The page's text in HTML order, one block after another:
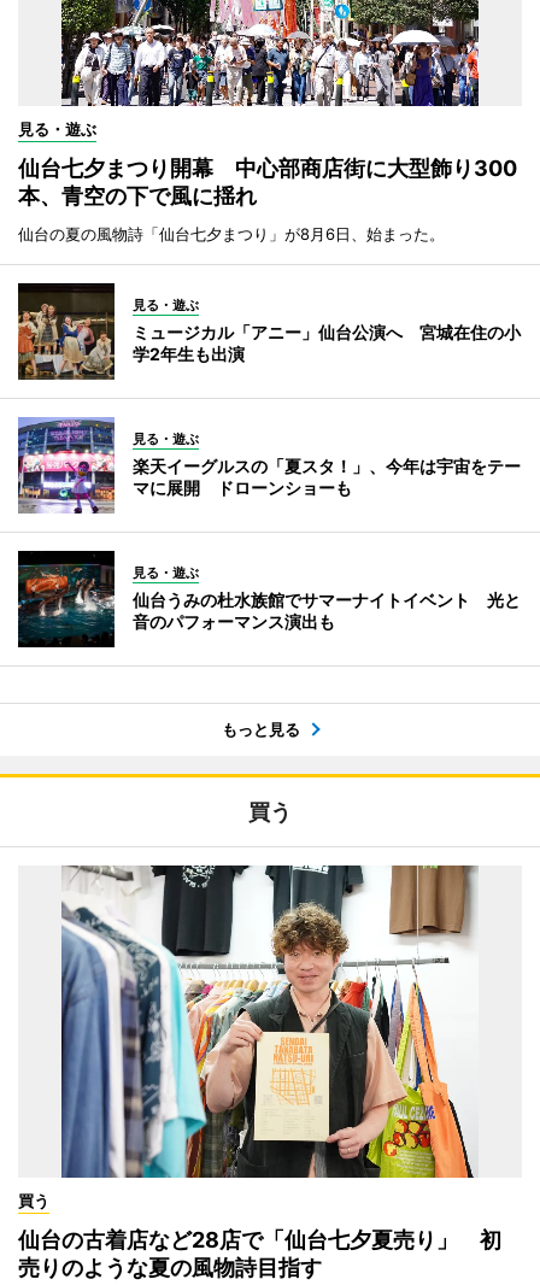
見る・遊ぶ
仙台七夕まつり開幕 中心部商店街に大型飾り300
本、青空の下で風に揺れ
仙台の夏の風物詩「仙台七夕まつり」が8月6日、始まった。
見る・遊ぶ
ミュージカル「アニー」仙台公演へ 宮城在住の小
学2年生も出演
見る・遊ぶ
楽天イーグルスの「夏スタ！」、今年は宇宙をテー
マに展開 ドローンショーも
見る・遊ぶ
仙台うみの杜水族館でサマーナイトイベント 光と
音のパフォーマンス演出も
もっと見る
買う
買う
仙台の古着店など28店で「仙台七夕夏売り」 初
売りのような夏の風物詩目指す